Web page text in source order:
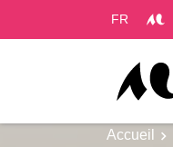
FR
Accueil